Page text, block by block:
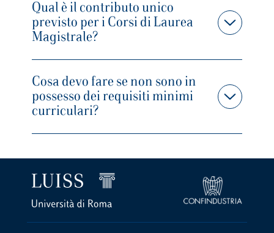
Qual è il contributo unico
previsto per i Corsi di Laurea
Magistrale?
Cosa devo fare se non sono in
possesso dei requisiti minimi
curriculari?